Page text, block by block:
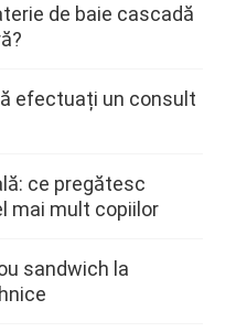
de baie cascadă
efectuați un consult
ce pregătesc
mai mult copiilor
sandwich la